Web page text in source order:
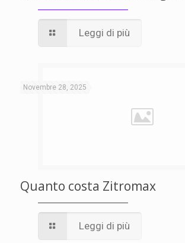
Leggi di più
Novembre 28, 2025
Quanto costa Zitromax
Leggi di più